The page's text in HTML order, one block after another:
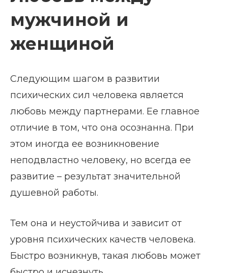
мужчиной и
женщиной
Следующим шагом в развитии
психических сил человека является
любовь между партнерами. Ее главное
отличие в том, что она осознанна. При
этом иногда ее возникновение
неподвластно человеку, но всегда ее
развитие – результат значительной
душевной работы.
Тем она и неустойчива и зависит от
уровня психических качеств человека.
Быстро возникнув, такая любовь может